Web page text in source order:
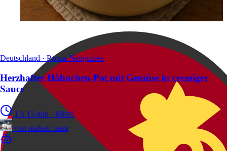
Deutschland · Papua-Neuguinea
Herzhafter Hähnchen-Pot mit Gemüse in cremiger
Sauce
1 h 15 min · Mittel
von malsati-team